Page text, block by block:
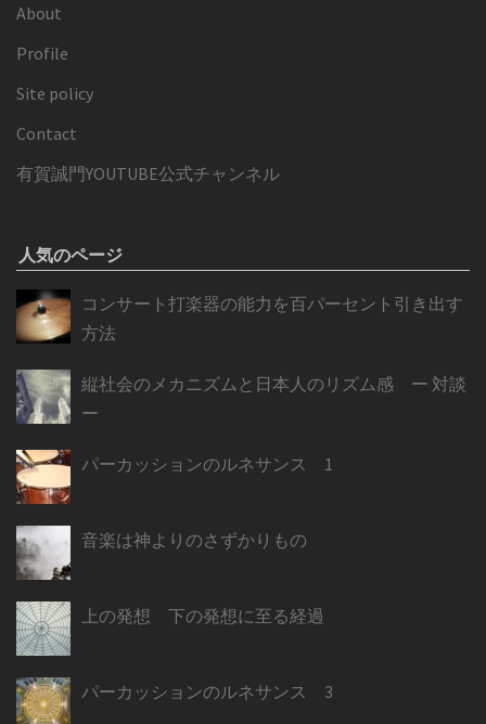
About
Profile
Site policy
Contact
有賀誠門YOUTUBE公式チャンネル
人気のページ
コンサート打楽器の能力を百パーセント引き出す
方法
縦社会のメカニズムと日本人のリズム感 ー 対談
ー
パーカッションのルネサンス 1
音楽は神よりのさずかりもの
上の発想 下の発想に至る経過
パーカッションのルネサンス 3